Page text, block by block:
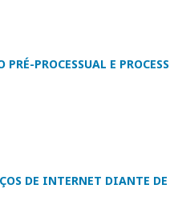
PROCESSUAL E
DE INTERNET DIANTE